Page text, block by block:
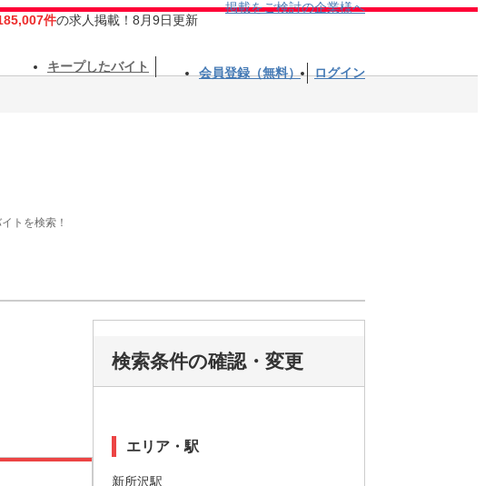
件の求人掲載！8月9日更新
掲載をご検討の企業様へ
キープしたバイト 会員登録（無料） ログイン
トを検索！
検索条件の確認・変更
エリア・駅
新所沢駅